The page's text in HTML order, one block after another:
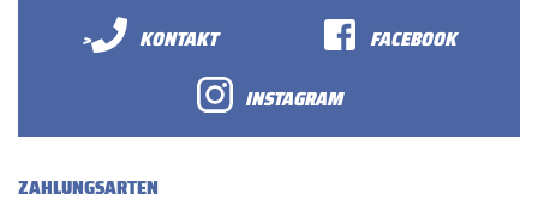
>
KONTAKT
FACEBOOK
INSTAGRAM
ZAHLUNGSARTEN